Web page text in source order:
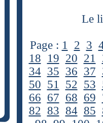
Le
Page : 1 2 3
18 19 20 21
34 35 36 37
50 51 52 53
66 67 68 69
82 83 84 85